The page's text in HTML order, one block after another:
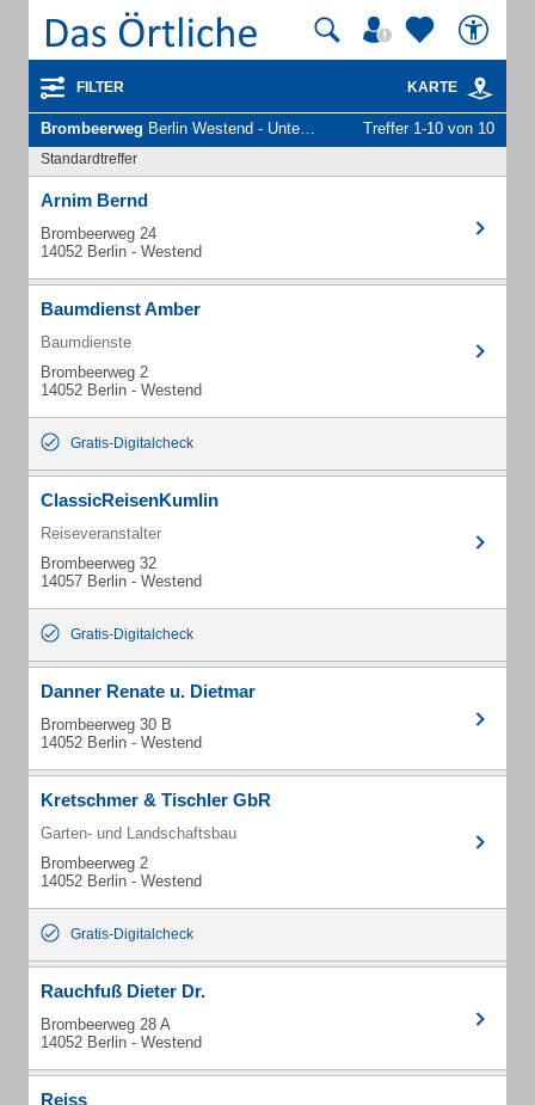
FILTER KARTE
Brombeerweg Berlin Westend - Unternehmen und Personen Treffer 1-10 von 10
Standardtreffer
Arnim Bernd
Brombeerweg 24
14052 Berlin - Westend
Baumdienst Amber
Baumdienste
Brombeerweg 2
14052 Berlin - Westend
Gratis-Digitalcheck
ClassicReisenKumlin
Reiseveranstalter
Brombeerweg 32
14057 Berlin - Westend
Gratis-Digitalcheck
Danner Renate u. Dietmar
Brombeerweg 30 B
14052 Berlin - Westend
Kretschmer & Tischler GbR
Garten- und Landschaftsbau
Brombeerweg 2
14052 Berlin - Westend
Gratis-Digitalcheck
Rauchfuß Dieter Dr.
Brombeerweg 28 A
14052 Berlin - Westend
Reiss